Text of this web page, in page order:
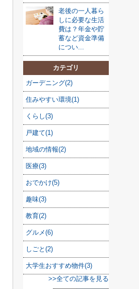
老後の一人暮ら
しに必要な生活
費は？年金や貯
蓄など資金準備
につい...
カテゴリ
ガーデニング(2)
住みやすい環境(1)
くらし(3)
戸建て(1)
地域の情報(2)
医療(3)
おでかけ(5)
趣味(3)
教育(2)
グルメ(6)
しごと(2)
大学生おすすめ物件(3)
>>全ての記事を見る